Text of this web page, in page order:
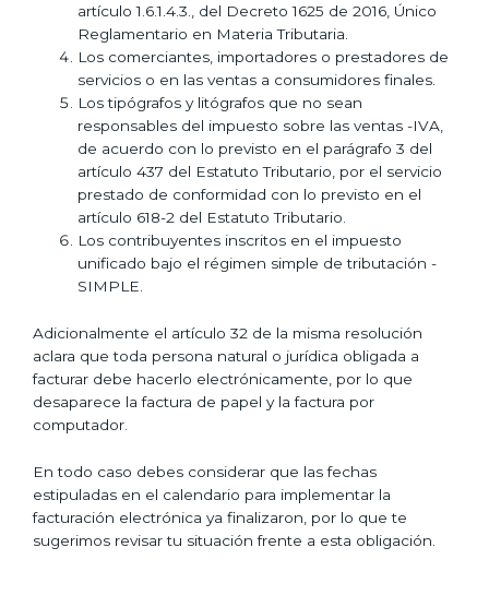
artículo 1.6.1.4.3., del Decreto 1625 de 2016, Único
Reglamentario en Materia Tributaria.
Los comerciantes, importadores o prestadores de
servicios o en las ventas a consumidores finales.
Los tipógrafos y litógrafos que no sean
responsables del impuesto sobre las ventas -IVA,
de acuerdo con lo previsto en el parágrafo 3 del
artículo 437 del Estatuto Tributario, por el servicio
prestado de conformidad con lo previsto en el
artículo 618-2 del Estatuto Tributario.
Los contribuyentes inscritos en el impuesto
unificado bajo el régimen simple de tributación -
SIMPLE.
Adicionalmente el artículo 32 de la misma resolución
aclara que toda persona natural o jurídica obligada a
facturar debe hacerlo electrónicamente, por lo que
desaparece la factura de papel y la factura por
computador.
En todo caso debes considerar que las fechas
estipuladas en el calendario para implementar la
facturación electrónica ya finalizaron, por lo que te
sugerimos revisar tu situación frente a esta obligación.